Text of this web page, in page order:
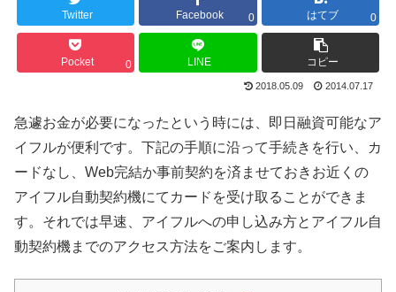
Twitter Facebook 0 はてブ 0
Pocket 0 LINE コピー
2018.05.09 2014.07.17
急遽お金が必要になったという時には、即日融資可能なア
イフルが便利です。下記の手順に沿って手続きを行い、カ
ードなし、Web完結か事前契約を済ませておきお近くの
アイフル自動契約機にてカードを受け取ることができま
す。それでは早速、アイフルへの申し込み方とアイフル自
動契約機までのアクセス方法をご案内します。